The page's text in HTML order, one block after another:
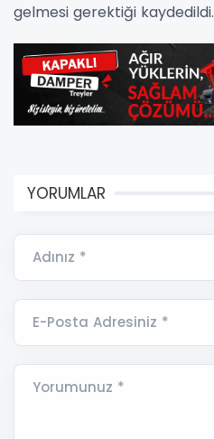
gelmesi gerektiği kaydedildi.
YORUMLAR
Adınız *
E-Posta Adresiniz *
Yorumunuz *